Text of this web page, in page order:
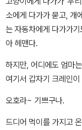
소에게 다가가 묻고, 개
는 자동차에게 다가가
아 헤맨다.
하지만, 어디에도 엄마
여기서 갑자기 크레인
오호라~ 기쁘구나.
드디어 먹이를 가지고